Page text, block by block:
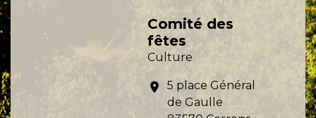
Comité des
fêtes
Culture
location_on
5 place Général
de Gaulle